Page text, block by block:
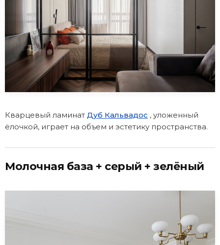
Кварцевый ламинат Дуб Кальвадос , уложенный
ёлочкой, играет на объем и эстетику пространства.
Молочная база + серый + зелёный